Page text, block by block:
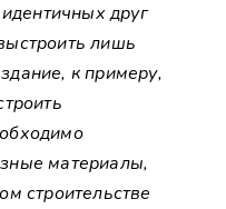
друг
лишь
к примеру,
материалы,
строительстве